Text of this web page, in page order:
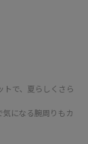
トで、夏らしくさら
になる腕周りもカ